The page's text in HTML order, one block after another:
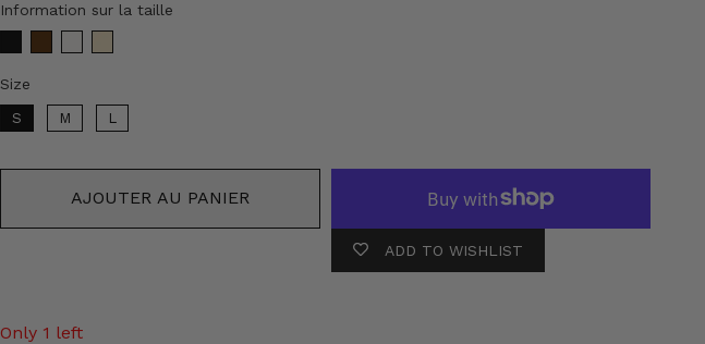
Information sur la taille
Size
S M L
AJOUTER AU PANIER
ADD TO WISHLIST
Only 1 left